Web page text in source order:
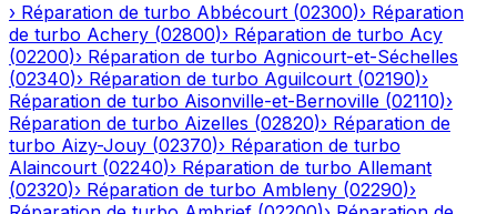
› Réparation de turbo Abbécourt (02300)› Réparation
de turbo Achery (02800)› Réparation de turbo Acy
(02200)› Réparation de turbo Agnicourt-et-Séchelles
(02340)› Réparation de turbo Aguilcourt (02190)›
Réparation de turbo Aisonville-et-Bernoville (02110)›
Réparation de turbo Aizelles (02820)› Réparation de
turbo Aizy-Jouy (02370)› Réparation de turbo
Alaincourt (02240)› Réparation de turbo Allemant
(02320)› Réparation de turbo Ambleny (02290)›